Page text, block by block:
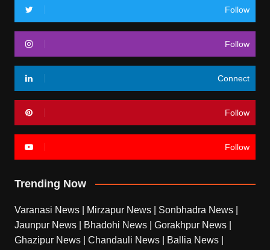
Follow
Follow
Connect
Follow
Follow
Trending Now
Varanasi News Mirzapur News Sonbhadra News
Jaunpur News
Bhadohi News Gorakhpur News
Ghazipur News
Chandauli News Ballia News